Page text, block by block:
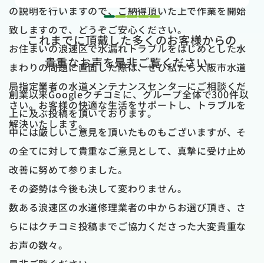
の説明を行いますので、ご納得頂いた上で作業を開始
致しますので、どうぞご安心ください。
お住まいの浪速区で水漏れトラブルをはじめとした水
まわりの問題に直面した際は、ぜひ私たち大阪市水道
局指定業者の水道メンテナンスセンターにご相談くだ
さい。お客様の快適な生活をサポートし、トラブルを
解決いたします。
た。 今回は2階のトイレでしたが、1階のトイレも修
理が必要になった時はまたお願いしたいと思いまし
た。
1 2 3 4 5
これまでに頂戴した多くのお客様からの
貴重なお声を是非ご覧ください。
創業以来Googleクチコミに、グループ全体で300件以
上に及ぶ投稿を頂いております。
中には厳しいご意見を頂いたものもございますが、そ
の全てに対して貴重なご意見として、真摯に受け止め
改善に努めて参りました。
その姿勢は今後も決して変わりません。
数ある浪速区の水道修理業者の中からお選び頂き、さ
らにはクチコミ投稿までご協力くださった大変貴重な
お声の数々。